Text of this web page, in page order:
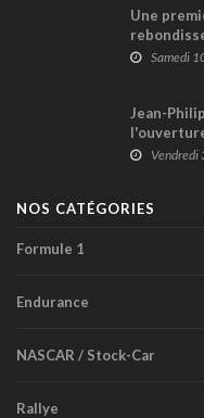
Une
instants
Samedi
Jean-
Vendredi
NOS CATÉGORIES
Formule 1
Endurance
NASCAR / Stock-Car
Rallye